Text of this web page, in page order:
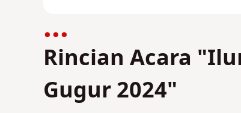
Rincian Acara
Gugur 2024"